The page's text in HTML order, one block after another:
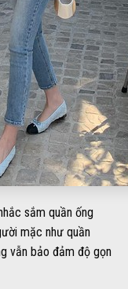
sắm quần ống
mặc như quần
vẫn bảo đảm độ gọn